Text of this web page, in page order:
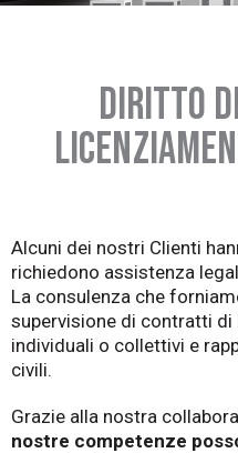
DIRITTO
Alcuni dei nostri Clienti
richiedono assistenza
La consulenza che
supervisione di contratti di
individuali o collettivi e
civili.
Grazie alla nostra
nostre competenze